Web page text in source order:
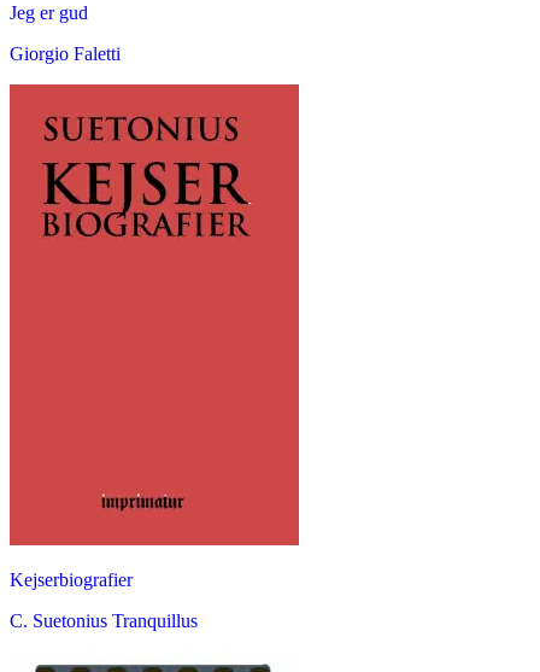
Jeg er gud
Giorgio Faletti
Kejserbiografier
C. Suetonius Tranquillus